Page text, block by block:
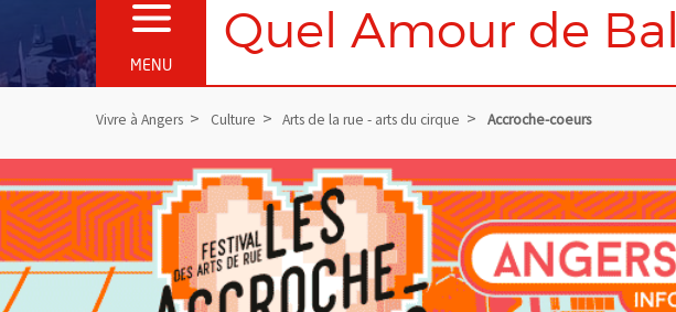
MENU
OUVRIR LE MENU Quel Amour de Bal
Vivre à Angers Culture Arts de la rue - arts du cirque Accroche-coeurs